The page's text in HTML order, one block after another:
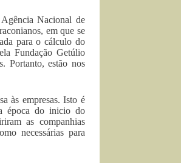
Nacional de
em que se
para o cálculo do
Fundação Getúlio
Portanto, estão nos
às empresas. Isto é
época do inicio do
as companhias
necessárias para